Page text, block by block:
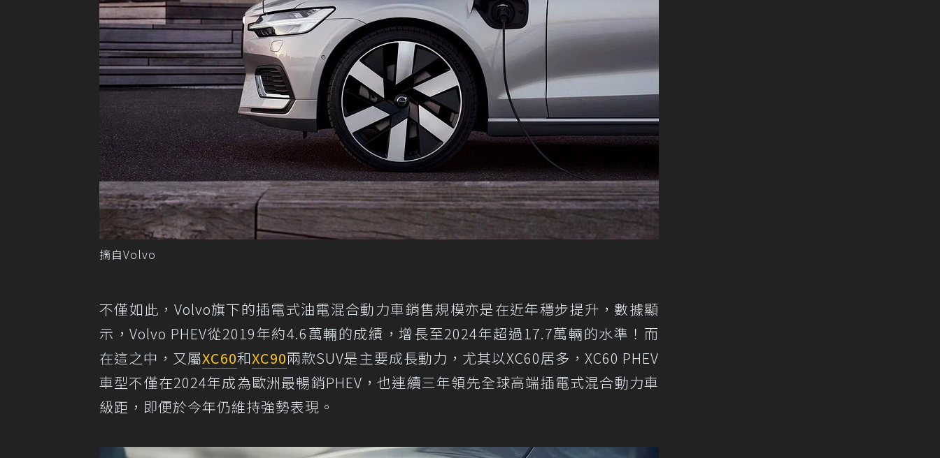
摘自Volvo
不僅如此，Volvo旗下的插電式油電混合動力車銷售規模亦是在近年穩步提升，數據顯
示，Volvo PHEV從2019年約4.6萬輛的成績，增長至2024年超過17.7萬輛的水準！而
在這之中，又屬XC60和XC90兩款SUV是主要成長動力，尤其以XC60居多，XC60 PHEV
車型不僅在2024年成為歐洲最暢銷PHEV，也連續三年領先全球高端插電式混合動力車
級距，即便於今年仍維持強勢表現。